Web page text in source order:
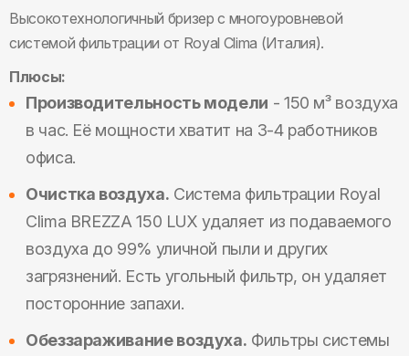
Высокотехнологичный бризер с многоуровневой
системой фильтрации от Royal Clima (Италия).
Плюсы:
Производительность модели - 150 м³ воздуха
в час. Её мощности хватит на 3-4 работников
офиса.
Очистка воздуха. Система фильтрации Royal
Clima BREZZA 150 LUX удаляет из подаваемого
воздуха до 99% уличной пыли и других
загрязнений. Есть угольный фильтр, он удаляет
посторонние запахи.
Обеззараживание воздуха. Фильтры системы